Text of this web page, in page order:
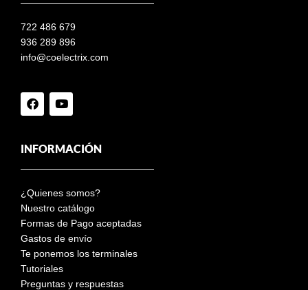
722 486 679
936 289 896
info@coelectrix.com
INFORMACIÓN
¿Quienes somos?
Nuestro catálogo
Formas de Pago aceptadas
Gastos de envío
Te ponemos los terminales
Tutoriales
Preguntas y respuestas